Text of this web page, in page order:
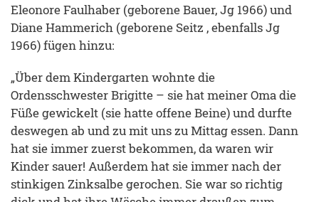
Eleonore Faulhaber (geborene Bauer, Jg 1966) und
Diane Hammerich (geborene Seitz , ebenfalls Jg
1966) fügen hinzu:
„Über dem Kindergarten wohnte die
Ordensschwester Brigitte – sie hat meiner Oma die
Füße gewickelt (sie hatte offene Beine) und durfte
deswegen ab und zu mit uns zu Mittag essen. Dann
hat sie immer zuerst bekommen, da waren wir
Kinder sauer! Außerdem hat sie immer nach der
stinkigen Zinksalbe gerochen. Sie war so richtig